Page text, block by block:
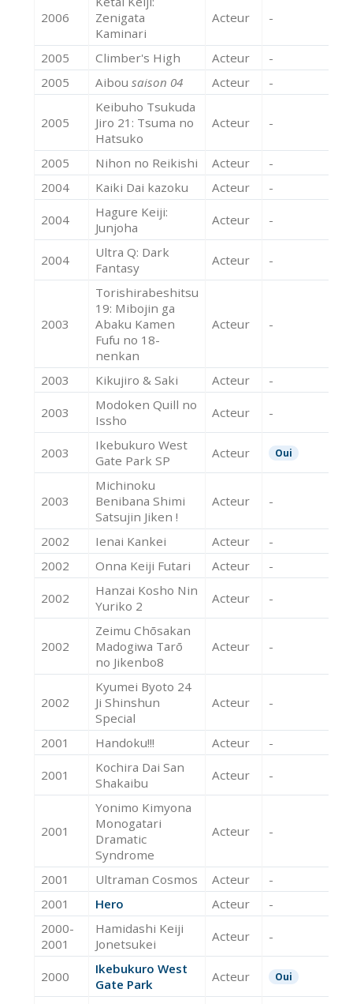
2006
Zenigata
Kaminari
Acteur -
2005 Climber's High Acteur
-
2005
Aibou saison 04 Acteur -
2005
Keibuho Tsukuda
Jiro 21: Tsuma no
Hatsuko
Acteur -
2005 Nihon no Reikishi Acteur
-
2004
Kaiki Dai kazoku Acteur -
2004
Hagure Keiji:
Junjoha
Acteur -
2004
Ultra Q: Dark
Fantasy
Acteur -
2003
Torishirabeshitsu
19: Mibojin ga
Abaku Kamen
Fufu no 18-
nenkan
Acteur -
2003 Kikujiro & Saki Acteur -
2003
Modoken Quill no
Issho
Acteur -
2003
Ikebukuro West
Gate Park SP
Acteur Oui
2003
Michinoku
Benibana Shimi
Satsujin Jiken !
Acteur -
2002 Ienai Kankei Acteur
-
2002
Onna Keiji Futari Acteur -
2002
Hanzai Kosho Nin
Yuriko 2
Acteur -
2002
Zeimu Chōsakan
Madogiwa Tarō
no Jikenbo8
Acteur -
2002
Kyumei Byoto 24
Ji Shinshun
Special
Acteur -
2001 Handoku!!! Acteur -
2001
Kochira Dai San
Shakaibu
Acteur -
2001
Yonimo Kimyona
Monogatari
Dramatic
Syndrome
Acteur -
2001 Ultraman Cosmos Acteur
-
2001
Hero Acteur
-
2000-
2001
Hamidashi Keiji
Jonetsukei
Acteur -
2000
Ikebukuro West
Gate Park
Acteur Oui